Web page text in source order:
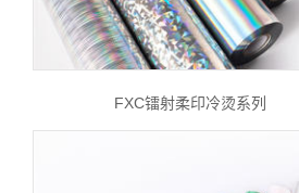
FXC镭射柔印冷烫系列